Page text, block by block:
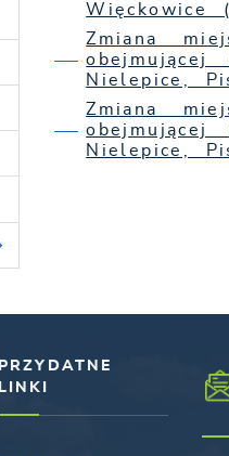
Więckowice
Zmiana
obejmującej
Nielepice,
Zmiana
obejmującej
Nielepice,
PRZYDATNE
LINKI